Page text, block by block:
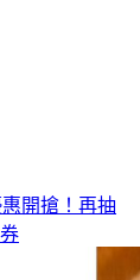
開搶！再抽